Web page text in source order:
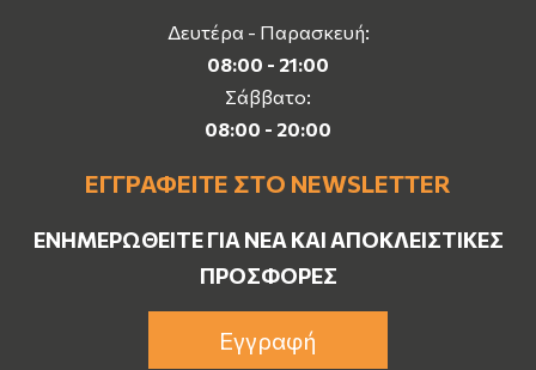
Δευτέρα - Παρασκευή:
08:00 - 21:00
Σάββατο:
08:00 - 20:00
ΕΓΓΡΑΦΕΊΤΕ ΣΤΟ NEWSLETTER
ΕΝΗΜΕΡΩΘΕΊΤΕ ΓΙΑ ΝΈΑ ΚΑΙ ΑΠΟΚΛΕΙΣΤΙΚΈΣ
ΠΡΟΣΦΟΡΈΣ
Εγγραφή